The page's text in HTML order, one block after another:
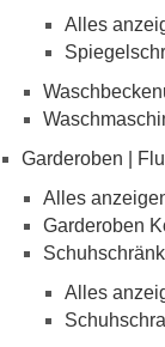
Alles
Garderoben |
Alles
Garderoben
Alles